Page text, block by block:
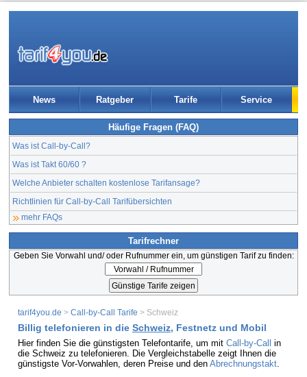
News Ratgeber Tarife Service
Häufige Fragen (FAQ)
Was ist Call-by-Call?
Was ist Takt 60/60 ?
Welche Anbieter schalten kostenlose Tarifansage?
Richtlinien für Call-by-Call Tarifübersichten
mehr FAQs
Tarifrechner
Geben Sie Vorwahl und/ oder Rufnummer ein, um günstigen Tarif zu finden:
tarif4you.de > Call-by-Call Tarife > Schweiz
Billig telefonieren in die Schweiz, Festnetz und Mobil
Hier finden Sie die günstigsten Telefontarife, um mit Call-by-Call in
die Schweiz zu telefonieren. Die Vergleichstabelle zeigt Ihnen die
günstigste Vor-Vorwahlen, deren Preise und den Abrechnungstakt